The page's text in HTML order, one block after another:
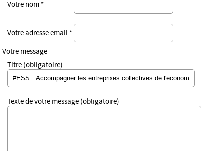
Votre nom *
Votre adresse email *
Votre message
Titre (obligatoire)
Texte de votre message (obligatoire)